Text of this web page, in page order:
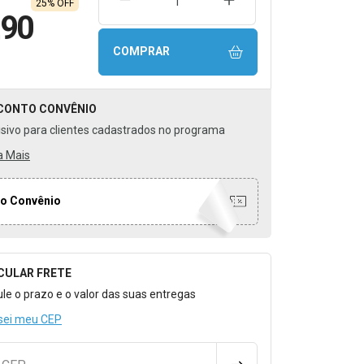
25% OFF
COMPRAR
CONVÊNIO
para clientes cadastrados no programa
Mais
Convênio
para Calcular o Frete
FRETE
o prazo e o valor das suas entregas
meu CEP